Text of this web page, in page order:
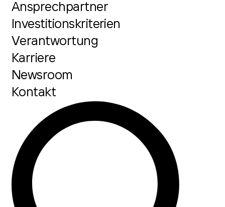
Ansprechpartner
Investitionskriterien
Verantwortung
Karriere
Newsroom
Kontakt